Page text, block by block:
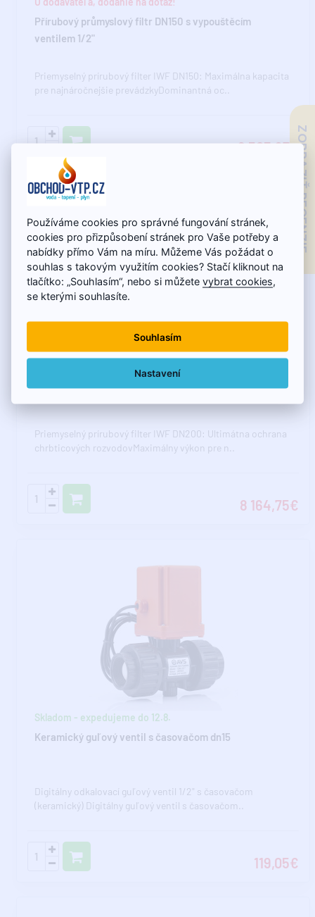
ZOBRAZIŤ RECENZIE
Přírubový průmyslový filtr DN150 s vypouštěcím
ventilem 1/2"
Priemyselný prírubový filter IWF DN150: Maximálna kapacita
pre najnáročnejšie prevádzkyDominantná oc..
6 503,97€
U dodávateľa, dodanie na dotaz!
Přírubový průmyslový filtr DN200 s vypouštěcím
Priemyselný prírubový filter IWF DN200: Ultimátna ochrana
chrbticových rozvodovMaximálny výkon pre n..
8 164,75€
Skladom - expedujeme do 12.8.
Keramický guľový ventil s časovačom dn15
Digitálny odkalovací guľový ventil 1/2" s časovačom
(keramický) Digitálny guľový ventil s časovačom..
119,05€
Používáme cookies pro správné fungování stránek,
cookies pro přizpůsobení stránek pro Vaše potřeby a
nabídky přímo Vám na míru. Můžeme Vás požádat o
souhlas s takovým využitím cookies? Stačí kliknout na
tlačítko: „Souhlasím“, nebo si můžetevybrat cookies,
se kterými souhlasíte.
Souhlasím
Nastavení